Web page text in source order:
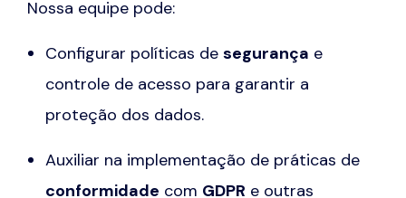
Nossa equipe pode:
Configurar políticas de segurança e
controle de acesso para garantir a
proteção dos dados.
Auxiliar na implementação de práticas de
conformidade com GDPR e outras